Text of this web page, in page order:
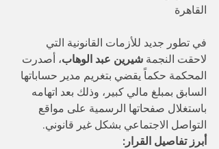
القاهرة
في تطور جديد للأزمات القانونية التي
لاحقت النجمة شيرين عبد الوهاب، أصدرت
المحكمة حكماً يقضي بتغريم مدير حساباتها
السابق بمبلغ مالي كبير، وذلك بعد اتهامه
باستغلال صفحاتها الرسمية على مواقع
التواصل الاجتماعي بشكل غير قانوني.
أبرز تفاصيل القرار: